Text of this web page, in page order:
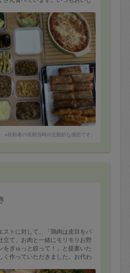
って頂いて、感謝しております！
※依頼者の依頼当時の主観的な感想です。
ストに対して、「鶏肉は皮目をパ
立て、お肉と一緒にモリモリお野
をぎゅっと絞って！」と提案いた
く作っていただきました。お代わ